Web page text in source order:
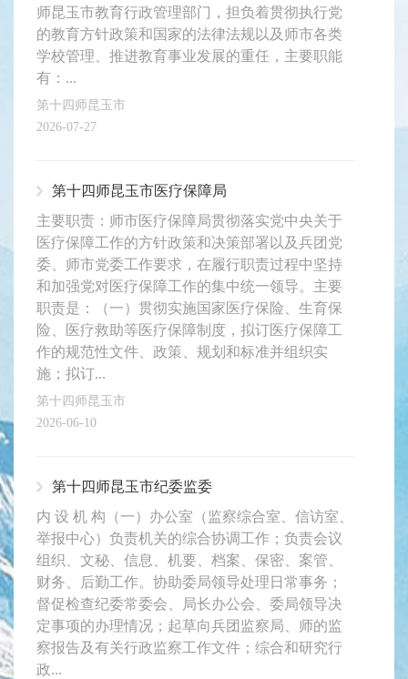
师昆玉市教育行政管理部门，担负着贯彻执行党
的教育方针政策和国家的法律法规以及师市各类
学校管理、推进教育事业发展的重任，主要职能
有：...
第十四师昆玉市
2026-07-27
第十四师昆玉市医疗保障局
主要职责：师市医疗保障局贯彻落实党中央关于
医疗保障工作的方针政策和决策部署以及兵团党
委、师市党委工作要求，在履行职责过程中坚持
和加强党对医疗保障工作的集中统一领导。主要
职责是：（一）贯彻实施国家医疗保险、生育保
险、医疗救助等医疗保障制度，拟订医疗保障工
作的规范性文件、政策、规划和标准并组织实
施；拟订...
第十四师昆玉市
2026-06-10
第十四师昆玉市纪委监委
内 设 机 构（一）办公室（监察综合室、信访室、
举报中心）负责机关的综合协调工作；负责会议
组织、文秘、信息、机要、档案、保密、案管、
财务、后勤工作。协助委局领导处理日常事务；
督促检查纪委常委会、局长办公会、委局领导决
定事项的办理情况；起草向兵团监察局、师的监
察报告及有关行政监察工作文件；综合和研究行
政...